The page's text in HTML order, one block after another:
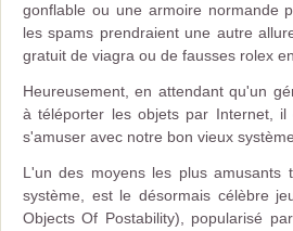
gonflable ou une armoire normande
les spams prendraient une autre
gratuit de viagra ou de fausses rolex
Heureusement, en attendant qu'un
à téléporter les objets par Internet, il
s'amuser avec notre bon vieux
L'un des moyens les plus amusants
système, est le désormais célèbre
Objects Of Postability), popularisé par